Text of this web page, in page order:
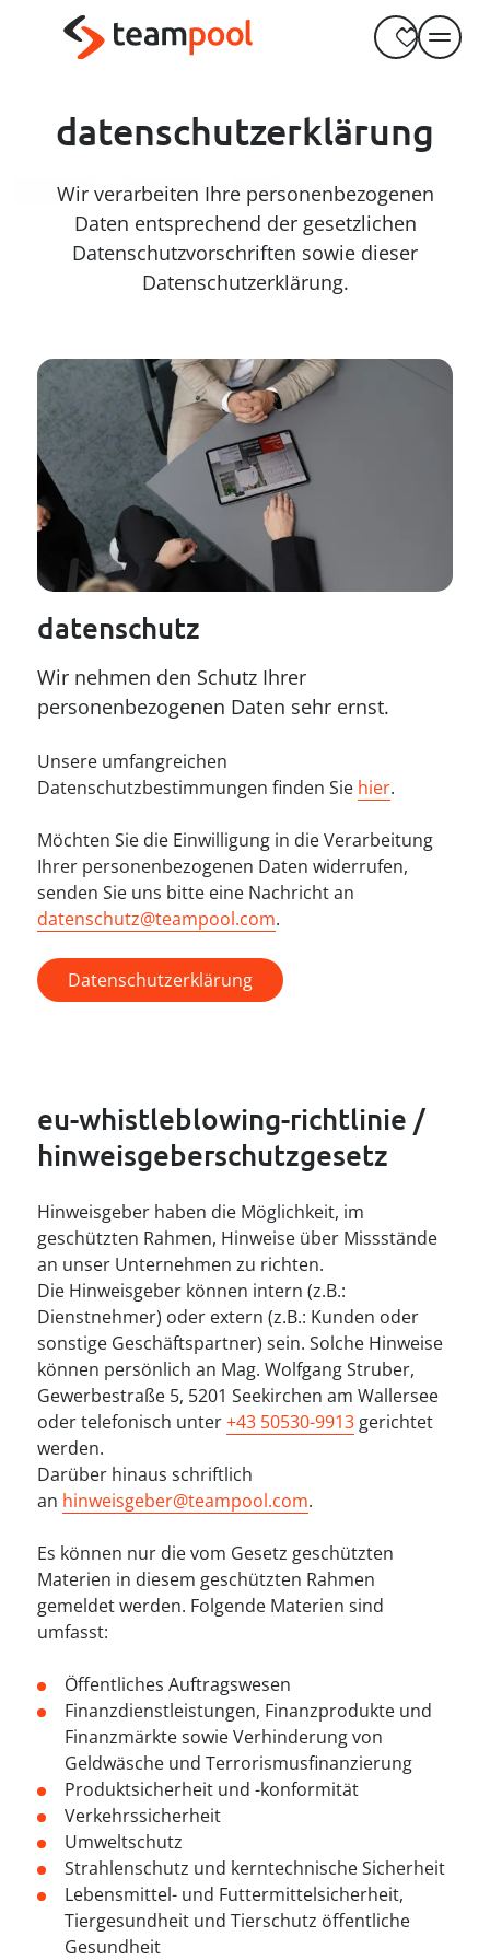
----
----
----
----
----
----
datenschutzerklärung
Wir verarbeiten Ihre personenbezogenen
Daten entsprechend der gesetzlichen
Datenschutzvorschriften sowie dieser
Datenschutzerklärung.
datenschutz
Wir nehmen den Schutz Ihrer
personenbezogenen Daten sehr ernst.
Unsere umfangreichen
Datenschutzbestimmungen finden Sie hier.
Möchten Sie die Einwilligung in die Verarbeitung
Ihrer personenbezogenen Daten widerrufen,
senden Sie uns bitte eine Nachricht an
datenschutz@teampool.com.
Datenschutzerklärung
eu-whistleblowing-richtlinie /
hinweisgeberschutzgesetz
Hinweisgeber haben die Möglichkeit, im
geschützten Rahmen, Hinweise über Missstände
an unser Unternehmen zu richten.
Die Hinweisgeber können intern (z.B.:
Dienstnehmer) oder extern (z.B.: Kunden oder
sonstige Geschäftspartner) sein. Solche Hinweise
können persönlich an Mag. Wolfgang Struber,
Gewerbestraße 5, 5201 Seekirchen am Wallersee
oder telefonisch unter+43 50530-9913 gerichtet
werden.
Darüber hinaus schriftlich
an hinweisgeber@teampool.com.
Es können nur die vom Gesetz geschützten
Materien in diesem geschützten Rahmen
gemeldet werden. Folgende Materien sind
umfasst:
Öffentliches Auftragswesen
Finanzdienstleistungen, Finanzprodukte und
Finanzmärkte sowie Verhinderung von
Geldwäsche und Terrorismusfinanzierung
Produktsicherheit und -konformität
Verkehrssicherheit
Umweltschutz
Strahlenschutz und kerntechnische Sicherheit
Lebensmittel- und Futtermittelsicherheit,
Tiergesundheit und Tierschutz öffentliche
Gesundheit